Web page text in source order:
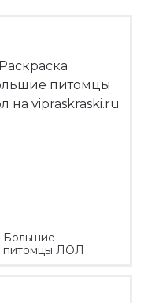
Большие
питомцы ЛОЛ